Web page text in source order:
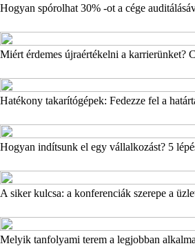
Hogyan spórolhat 30% -ot a cége
Miért érdemes újraértékelni a karrierünket?
Hatékony takarítógépek: Fedezze fel a
Hogyan indítsunk el egy vállalkozást? 5
A siker kulcsa: a konferenciák szerepe a
Melyik tanfolyami terem a legjobban